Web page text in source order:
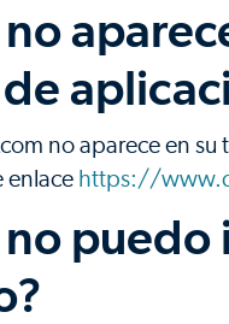
no
no aparece en
enlace https://
no